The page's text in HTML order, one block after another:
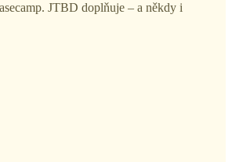
JTBD doplňuje – a někdy i